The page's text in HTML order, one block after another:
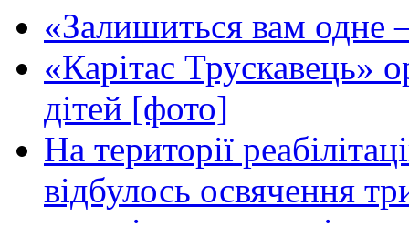
«Залишиться вам
«Карітас Трускавець»
дітей [фото]
На території
відбулось освячення